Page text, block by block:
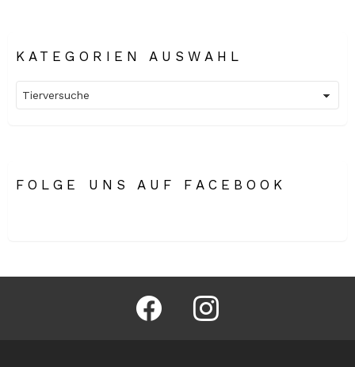
KATEGORIEN AUSWAHL
Auswahl
FOLGE UNS AUF FACEBOOK
facebook instagram